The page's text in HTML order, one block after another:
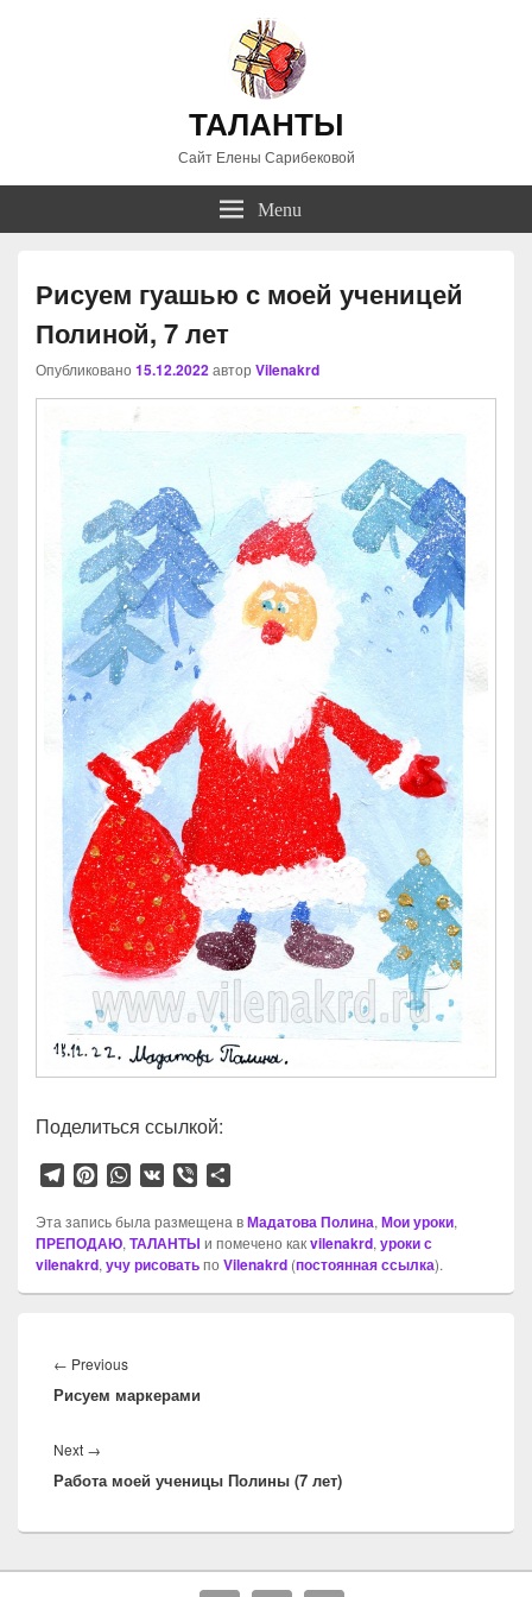
ТАЛАНТЫ
Сайт Елены Сарибековой
Menu
Рисуем гуашью с моей ученицей
Полиной, 7 лет
Опубликовано 15.12.2022автор Vilenakrd
Поделиться ссылкой:
T
l
e
g
r
P
n
t
e
r
t
W
a
t
s
A
V
V
b
e
r
п
р
а
в
Эта запись была размещена вМадатова Полина, Мои уроки,
ПРЕПОДАЮ, ТАЛАНТЫ и помечено какvilenakrd, уроки с
vilenakrd, учу рисоватьпо Vilenakrd (постоянная ссылка).
по
записям
← PreviousPrevious
post:
Рисуем маркерами
Next →
post:
Работа моей ученицы Полины (7 лет)